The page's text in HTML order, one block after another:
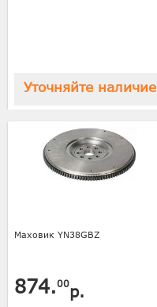
Уточняйте наличие
Маховик YN38GBZ
874.00р.